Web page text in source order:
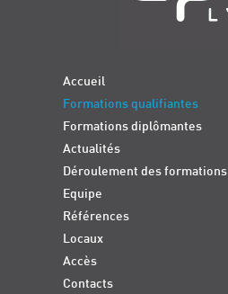
Accueil
Formations qualifiantes
Formations diplômantes
Actualités
Déroulement des formations
Equipe
Références
Locaux
Accès
Contacts